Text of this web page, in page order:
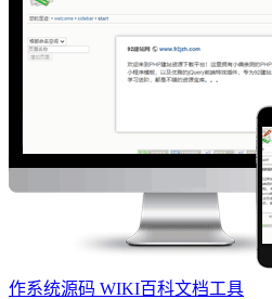
作系统源码 WIKI百科文档工具